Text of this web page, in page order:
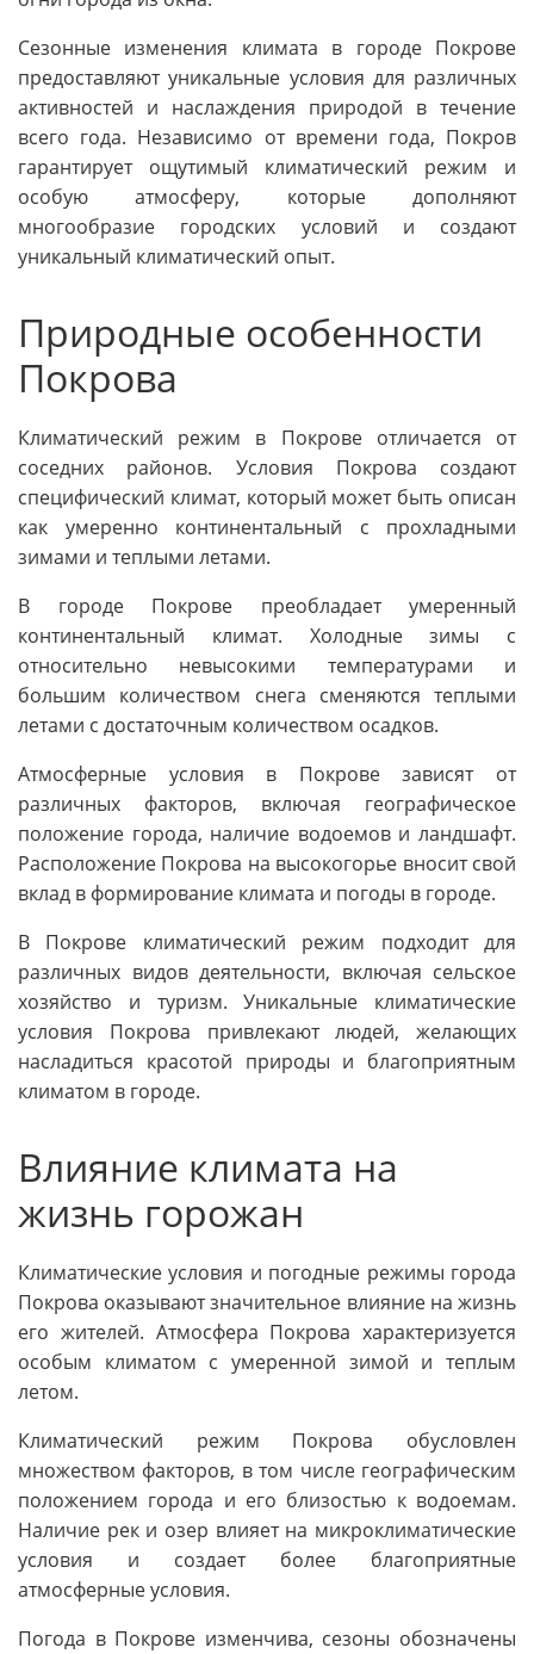
Сезонные изменения климата в городе Покрове
предоставляют уникальные условия для различных
активностей и наслаждения природой в течение
всего года. Независимо от времени года, Покров
гарантирует ощутимый климатический режим и
особую атмосферу, которые дополняют
многообразие городских условий и создают
уникальный климатический опыт.
Природные особенности
Покрова
Климатический режим в Покрове отличается от
соседних районов. Условия Покрова создают
специфический климат, который может быть описан
как умеренно континентальный с прохладными
зимами и теплыми летами.
В городе Покрове преобладает умеренный
континентальный климат. Холодные зимы с
относительно невысокими температурами и
большим количеством снега сменяются теплыми
летами с достаточным количеством осадков.
Атмосферные условия в Покрове зависят от
различных факторов, включая географическое
положение города, наличие водоемов и ландшафт.
Расположение Покрова на высокогорье вносит свой
вклад в формирование климата и погоды в городе.
В Покрове климатический режим подходит для
различных видов деятельности, включая сельское
хозяйство и туризм. Уникальные климатические
условия Покрова привлекают людей, желающих
насладиться красотой природы и благоприятным
климатом в городе.
Влияние климата на
жизнь горожан
Климатические условия и погодные режимы города
Покрова оказывают значительное влияние на жизнь
его жителей. Атмосфера Покрова характеризуется
особым климатом с умеренной зимой и теплым
летом.
Климатический режим Покрова обусловлен
множеством факторов, в том числе географическим
положением города и его близостью к водоемам.
Наличие рек и озер влияет на микроклиматические
условия и создает более благоприятные
атмосферные условия.
Погода в Покрове изменчива, сезоны обозначены